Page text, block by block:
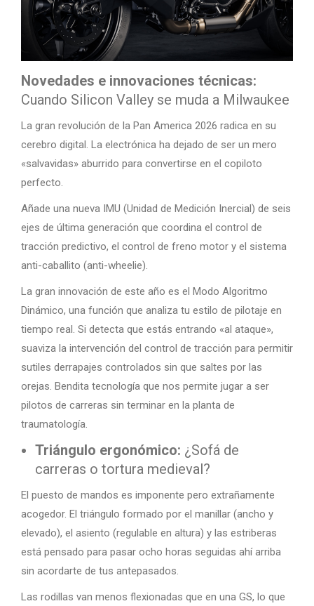
Novedades e innovaciones técnicas:
Cuando Silicon Valley se muda a Milwaukee
La gran revolución de la Pan America 2026 radica en su
cerebro digital. La electrónica ha dejado de ser un mero
«salvavidas» aburrido para convertirse en el copiloto
perfecto.
Añade una nueva IMU (Unidad de Medición Inercial) de seis
ejes de última generación que coordina el control de
tracción predictivo, el control de freno motor y el sistema
anti-caballito (anti-wheelie).
La gran innovación de este año es el Modo Algoritmo
Dinámico, una función que analiza tu estilo de pilotaje en
tiempo real. Si detecta que estás entrando «al ataque»,
suaviza la intervención del control de tracción para permitir
sutiles derrapajes controlados sin que saltes por las
orejas. Bendita tecnología que nos permite jugar a ser
pilotos de carreras sin terminar en la planta de
traumatología.
Triángulo ergonómico: ¿Sofá de
carreras o tortura medieval?
El puesto de mandos es imponente pero extrañamente
acogedor. El triángulo formado por el manillar (ancho y
elevado), el asiento (regulable en altura) y las estriberas
está pensado para pasar ocho horas seguidas ahí arriba
sin acordarte de tus antepasados.
Las rodillas van menos flexionadas que en una GS, lo que